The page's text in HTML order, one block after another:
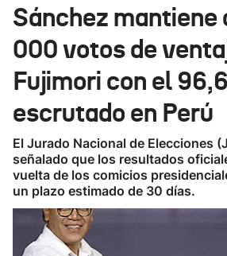
Ikusmiran
Eguraldia
Sánchez mantiene
000 votos de
Fujimori con el
escrutado en Perú
El Jurado Nacional de Elecciones
señalado que los resultados
vuelta de los comicios
un plazo estimado de 30 días.